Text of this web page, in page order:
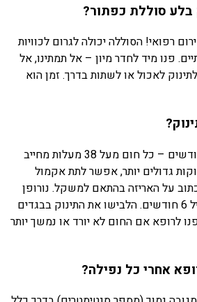
בלע סוללת כפתור?
רפואי! הסוללה יכולה לגרום לכוויות
פנו מיד לחדר מיון – אל תמתינו, אל
לאכול או לשתות בדרך. זמן הוא
לתינוקות מתחת לגיל 3 חודשים – כל חום מעל 38 מעלות מחייב
גדולים יותר, אפשר לתת אקמול
על האריזה בהתאם למשקל. נורופן
(איבופרופן) מותר רק מגיל 6 חודשים. הלבישו את התינוק בבגדים
לרופא אם החום לא יורד או נמשך יותר
אחרי כל נפילה?